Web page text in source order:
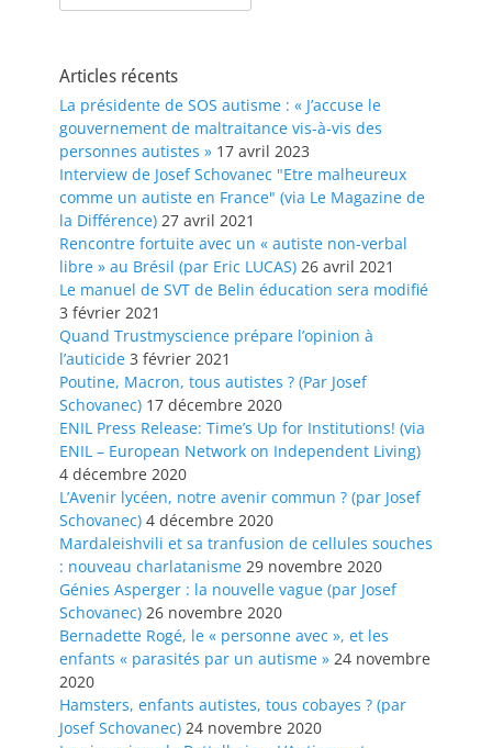
Articles récents
La présidente de SOS autisme : « J’accuse le
gouvernement de maltraitance vis-à-vis des
personnes autistes » 17 avril 2023
Interview de Josef Schovanec "Etre malheureux
comme un autiste en France" (via Le Magazine de
la Différence) 27 avril 2021
Rencontre fortuite avec un « autiste non-verbal
libre » au Brésil (par Eric LUCAS) 26 avril 2021
Le manuel de SVT de Belin éducation sera modifié
3 février 2021
Quand Trustmyscience prépare l’opinion à
l’auticide 3 février 2021
Poutine, Macron, tous autistes ? (Par Josef
Schovanec) 17 décembre 2020
ENIL Press Release: Time’s Up for Institutions! (via
ENIL – European Network on Independent Living)
4 décembre 2020
L’Avenir lycéen, notre avenir commun ? (par Josef
Schovanec) 4 décembre 2020
Mardaleishvili et sa tranfusion de cellules souches
: nouveau charlatanisme 29 novembre 2020
Génies Asperger : la nouvelle vague (par Josef
Schovanec) 26 novembre 2020
Bernadette Rogé, le « personne avec », et les
enfants « parasités par un autisme » 24 novembre
2020
Hamsters, enfants autistes, tous cobayes ? (par
Josef Schovanec) 24 novembre 2020